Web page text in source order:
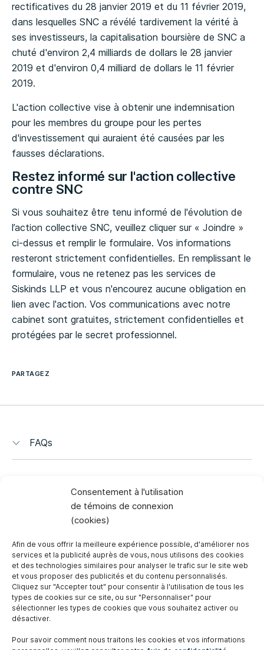
Consentement à l'utilisation
de témoins de connexion
(cookies)
Afin de vous offrir la meilleure expérience possible, d'améliorer nos
services et la publicité auprès de vous, nous utilisons des cookies
et des technologies similaires pour analyser le trafic sur le site web
et vous proposer des publicités et du contenu personnalisés.
Cliquez sur "Accepter tout" pour consentir à l'utilisation de tous les
types de cookies sur ce site, ou sur "Personnaliser" pour
sélectionner les types de cookies que vous souhaitez activer ou
désactiver.
Pour savoir comment nous traitons les cookies et vos informations
rectificatives du 28 janvier 2019 et du 11 février 2019,
dans lesquelles SNC a révélé tardivement la vérité à
ses investisseurs, la capitalisation boursière de SNC a
chuté d'environ 2,4 milliards de dollars le 28 janvier
2019 et d'environ 0,4 milliard de dollars le 11 février
2019.
L'action collective vise à obtenir une indemnisation
pour les membres du groupe pour les pertes
d'investissement qui auraient été causées par les
fausses déclarations.
Restez informé sur l'action collective
contre SNC
Si vous souhaitez être tenu informé de l'évolution de
l’action collective SNC, veuillez cliquer sur « Joindre »
ci-dessus et remplir le formulaire. Vos informations
resteront strictement confidentielles. En remplissant le
formulaire, vous ne retenez pas les services de
Siskinds LLP et vous n'encourez aucune obligation en
lien avec l'action. Vos communications avec notre
cabinet sont gratuites, strictement confidentielles et
protégées par le secret professionnel.
PARTAGEZ
FAQs